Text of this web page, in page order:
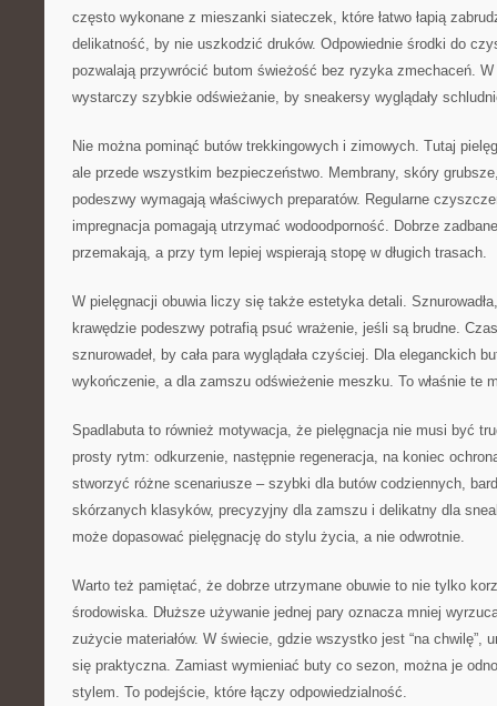
często wykonane z mieszanki siateczek, które łatwo łapią
delikatność, by nie uszkodzić druków. Odpowiednie środki do
pozwalają przywrócić butom świeżość bez ryzyka zmechaceń.
wystarczy szybkie odświeżanie, by sneakersy wyglądały
Nie można pominąć butów trekkingowych i zimowych. Tutaj
ale przede wszystkim bezpieczeństwo. Membrany, skóry
podeszwy wymagają właściwych preparatów. Regularne
impregnacja pomagają utrzymać wodoodporność. Dobrze
przemakają, a przy tym lepiej wspierają stopę w długich trasach.
W pielęgnacji obuwia liczy się także estetyka detali.
krawędzie podeszwy potrafią psuć wrażenie, jeśli są brudne.
sznurowadeł, by cała para wyglądała czyściej. Dla eleganckich
wykończenie, a dla zamszu odświeżenie meszku. To właśnie te
Spadlabuta to również motywacja, że pielęgnacja nie musi być
prosty rytm: odkurzenie, następnie regeneracja, na koniec
stworzyć różne scenariusze – szybki dla butów codziennych,
skórzanych klasyków, precyzyjny dla zamszu i delikatny dla
może dopasować pielęgnację do stylu życia, a nie odwrotnie.
Warto też pamiętać, że dobrze utrzymane obuwie to nie tylko
środowiska. Dłuższe używanie jednej pary oznacza mniej
zużycie materiałów. W świecie, gdzie wszystko jest “na chwilę”,
się praktyczna. Zamiast wymieniać buty co sezon, można je
stylem. To podejście, które łączy odpowiedzialność.